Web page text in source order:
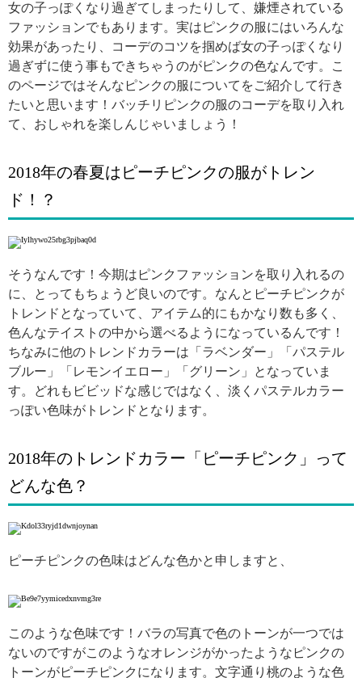
女の子っぽくなり過ぎてしまったりして、嫌煙されている
ファッションでもあります。実はピンクの服にはいろんな
効果があったり、コーデのコツを掴めば女の子っぽくなり
過ぎずに使う事もできちゃうのがピンクの色なんです。こ
のページではそんなピンクの服についてをご紹介して行き
たいと思います！バッチリピンクの服のコーデを取り入れ
て、おしゃれを楽しんじゃいましょう！
2018年の春夏はピーチピンクの服がトレン
ド！？
そうなんです！今期はピンクファッションを取り入れるの
に、とってもちょうど良いのです。なんとピーチピンクが
トレンドとなっていて、アイテム的にもかなり数も多く、
色んなテイストの中から選べるようになっているんです！
ちなみに他のトレンドカラーは「ラベンダー」「パステル
ブルー」「レモンイエロー」「グリーン」となっていま
す。どれもビビッドな感じではなく、淡くパステルカラー
っぽい色味がトレンドとなります。
2018年のトレンドカラー「ピーチピンク」って
どんな色？
ピーチピンクの色味はどんな色かと申しますと、
このような色味です！バラの写真で色のトーンが一つでは
ないのですがこのようなオレンジがかったようなピンクの
トーンがピーチピンクになります。文字通り桃のような色